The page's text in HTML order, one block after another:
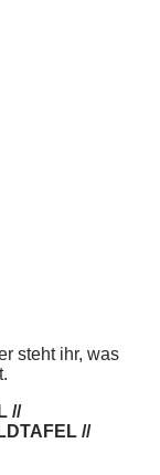
steht ihr, was
//
//